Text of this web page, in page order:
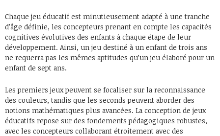
Chaque jeu éducatif est minutieusement adapté à une tranche
d’âge définie, les concepteurs prenant en compte les capacités
cognitives évolutives des enfants à chaque étape de leur
développement. Ainsi, un jeu destiné à un enfant de trois ans
ne requerra pas les mêmes aptitudes qu’un jeu élaboré pour un
enfant de sept ans.
Les premiers jeux peuvent se focaliser sur la reconnaissance
des couleurs, tandis que les seconds peuvent aborder des
notions mathématiques plus avancées. La conception de jeux
éducatifs repose sur des fondements pédagogiques robustes,
avec les concepteurs collaborant étroitement avec des